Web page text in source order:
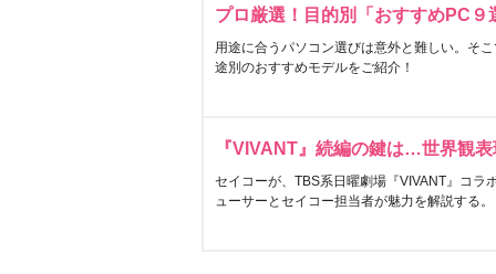
プロ厳選！目的別「おすすめPC９
用途に合うパソコン選びは意外と難しい。そ
途別のおすすめモデルをご紹介！
『VIVANT』続編の鍵は…世界観
セイコーが、TBS系日曜劇場『VIVANT』コラ
ューサーとセイコー担当者が魅力を解説する。